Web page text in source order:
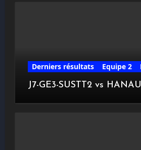
Derniers résultats Equipe 2
J7-GE3-SUSTT2 vs